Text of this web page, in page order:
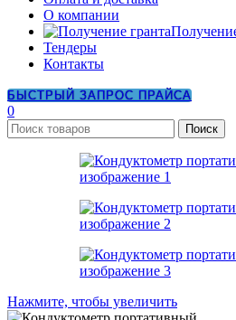
О компании
Тендеры
Контакты
БЫСТРЫЙ ЗАПРОС ПРАЙСА
0
Поиск
Нажмите, чтобы увеличить